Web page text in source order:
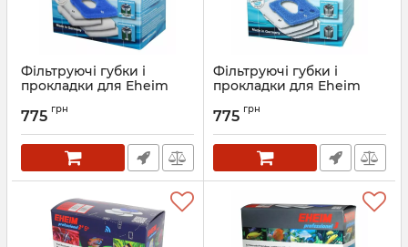
Фільтруючі губки і
прокладки для Eheim
2075, 2074 (2616710)
Артикул: 2616710
775 грн
Фільтруючі губки і
прокладки для Eheim
2275 / Eheim professionel
Артикул: 2617710
775 грн